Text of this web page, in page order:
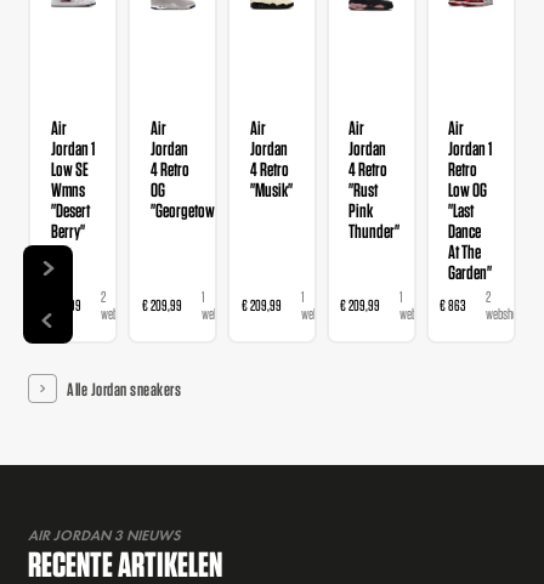
Air
Jordan 1
Low SE
Wmns
"Desert
Berry"
€ 139,99
2
webshops
Air
Jordan
4 Retro
OG
"Georgetown"
€ 209,99
1
webshop
Air
Jordan
4 Retro
"Musik"
€ 209,99
1
webshop
Air
Jordan
4 Retro
"Rust
Pink
Thunder"
€ 209,99
1
webshop
Air
Jordan 1
Retro
Low OG
"Last
Dance
At The
Garden"
€ 863
2
webshops
Alle Jordan sneakers
AIR JORDAN 3 NIEUWS
RECENTE ARTIKELEN